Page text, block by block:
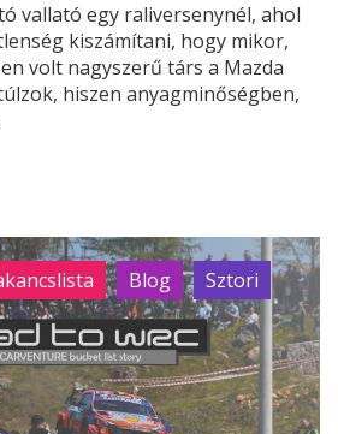
vallató egy raliversenynél, ahol
kiszámítani, hogy mikor,
volt nagyszerű társ a Mazda
hiszen anyagminőségben,
Blog Sztori